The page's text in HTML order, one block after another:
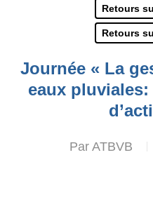
Retours
Retours
Journée « La
eaux
Par ATBVB